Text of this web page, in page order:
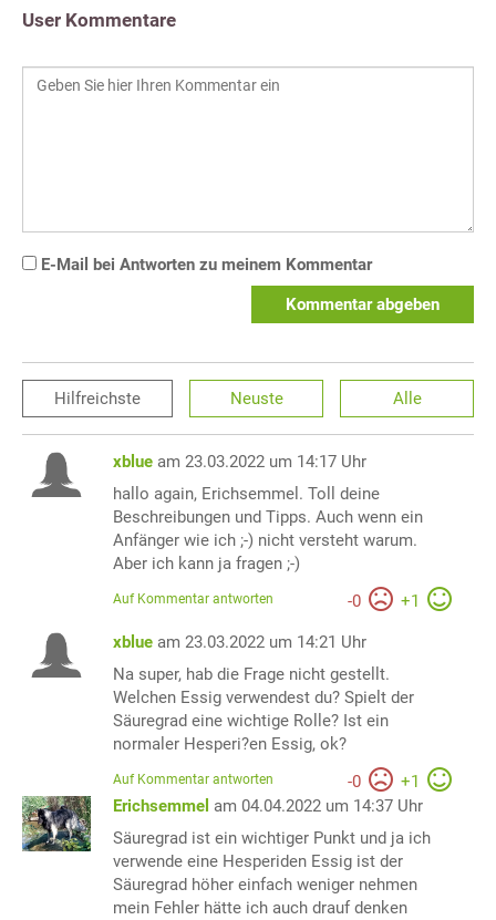
User Kommentare
E-Mail bei Antworten zu meinem Kommentar
Kommentar abgeben
Hilfreichste Neuste Alle
xblue am 23.03.2022 um 14:17 Uhr
hallo again, Erichsemmel. Toll deine
Beschreibungen und Tipps. Auch wenn ein
Anfänger wie ich ;-) nicht versteht warum.
Aber ich kann ja fragen ;-)
-0 +1
Auf Kommentar antworten
xblue am 23.03.2022 um 14:21 Uhr
Na super, hab die Frage nicht gestellt.
Welchen Essig verwendest du? Spielt der
Säuregrad eine wichtige Rolle? Ist ein
normaler Hesperi?en Essig, ok?
-0 +1
Auf Kommentar antworten
Erichsemmel am 04.04.2022 um 14:37 Uhr
Säuregrad ist ein wichtiger Punkt und ja ich
verwende eine Hesperiden Essig ist der
Säuregrad höher einfach weniger nehmen
mein Fehler hätte ich auch drauf denken